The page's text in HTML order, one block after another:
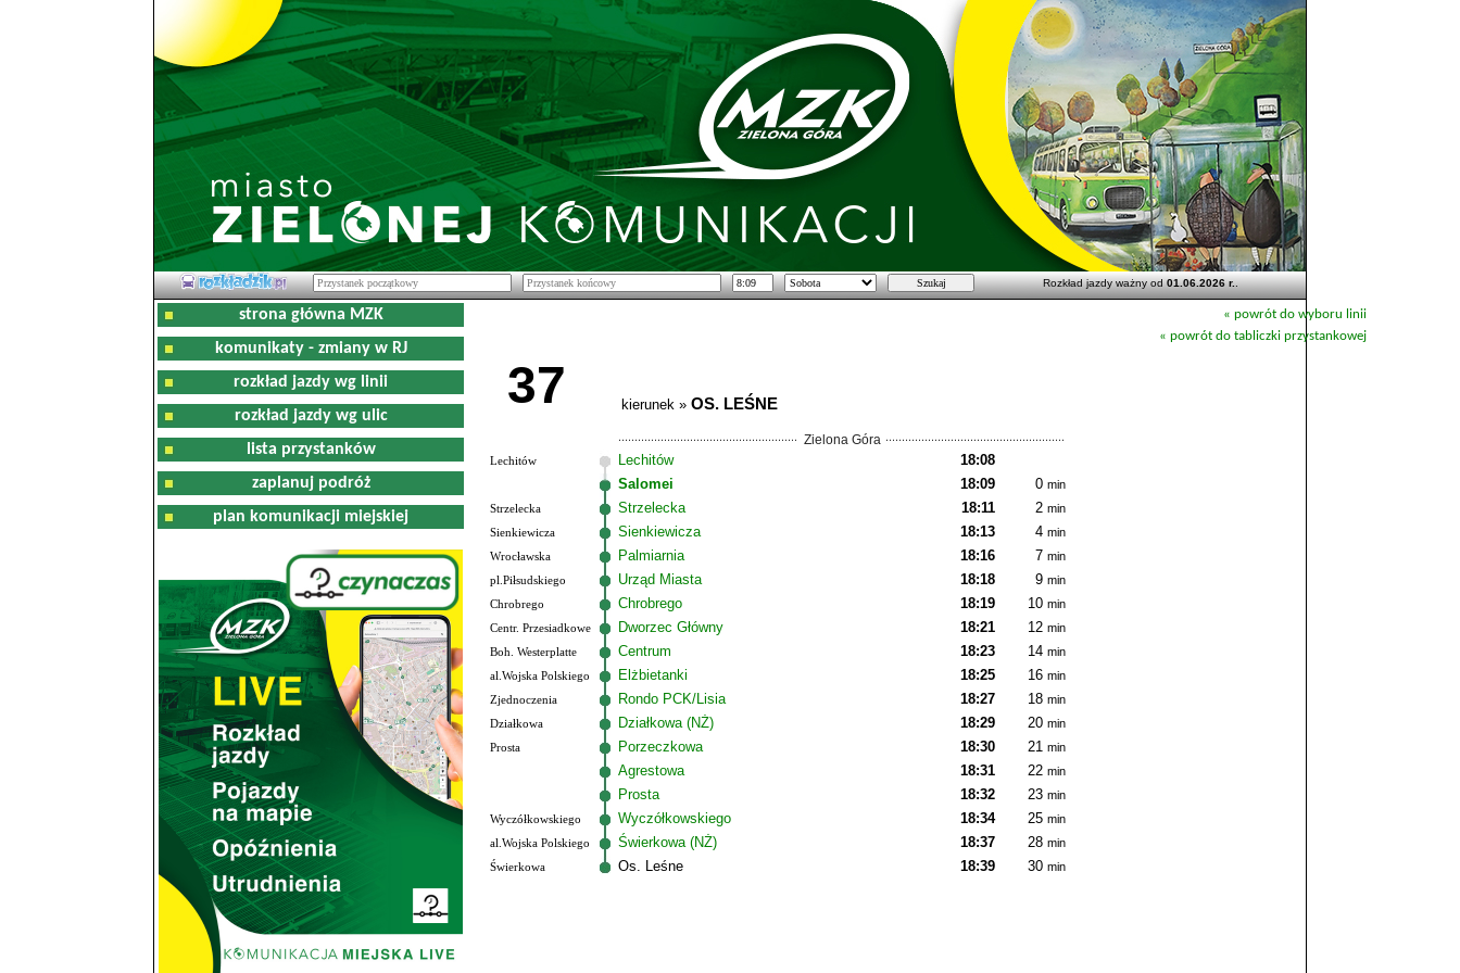
Rozkład jazdy ważny od01.06.2026 r..
strona główna MZK
komunikaty - zmiany w RJ
rozkład jazdy wg linii
rozkład jazdy wg ulic
lista przystanków
zaplanuj podróż
plan komunikacji miejskiej
« powrót do wyboru linii
« powrót do tabliczki przystankowej
37 kierunek » OS. LEŚNE
Zielona Góra
Lechitów Lechitów
18:08
Salomei
18:09 0 min
Strzelecka
Strzelecka 18:11 2 min
Sienkiewicza
Sienkiewicza 18:13 4 min
Wrocławska
Palmiarnia 18:16 7 min
pl.Piłsudskiego
Urząd Miasta 18:18 9 min
Chrobrego
Chrobrego 18:19 10 min
Centr. Przesiadkowe
Dworzec Główny 18:21 12 min
Boh. Westerplatte
Centrum 18:23 14 min
al.Wojska Polskiego
Elżbietanki 18:25 16 min
Zjednoczenia
Rondo PCK/Lisia 18:27 18 min
Działkowa
Działkowa (NŻ) 18:29 20 min
Prosta
Porzeczkowa 18:30 21 min
Agrestowa 18:31 22 min
Prosta 18:32 23 min
Wyczółkowskiego
Wyczółkowskiego 18:34 25 min
al.Wojska Polskiego
Świerkowa (NŻ) 18:37 28 min
Świerkowa
Os. Leśne 18:39 30 min